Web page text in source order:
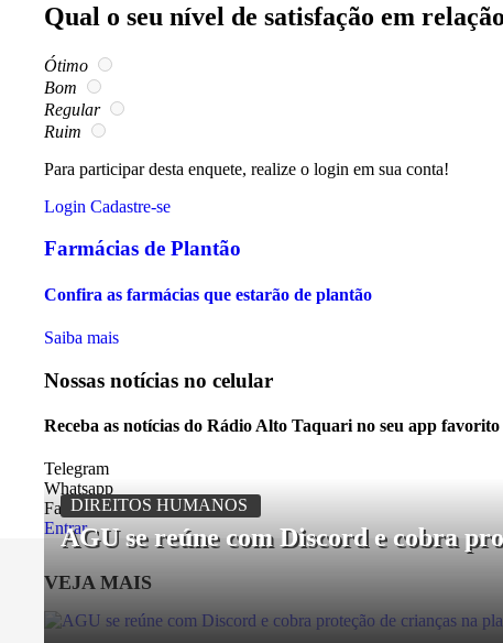
Qual o seu nível de satisfação em
Ótimo
Bom
Regular
Ruim
Para participar desta enquete, realize o login em sua conta!
Login Cadastre-se
Farmácias de Plantão
Confira as farmácias que estarão de plantão
Saiba mais
Nossas notíciasno celular
Receba as notícias do Rádio Alto Taquari no seu app favorito
Telegram
Whatsapp
Facebook
Entrar
VEJA MAIS
DIREITOS HUMANOS
AGU se reúne com Discord e cobra